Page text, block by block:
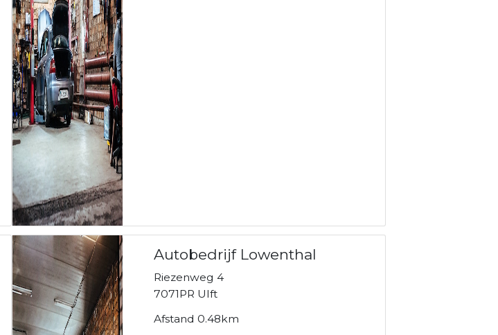
Autobedrijf Lowenthal
Riezenweg 4
7071PR Ulft
Afstand 0.48km